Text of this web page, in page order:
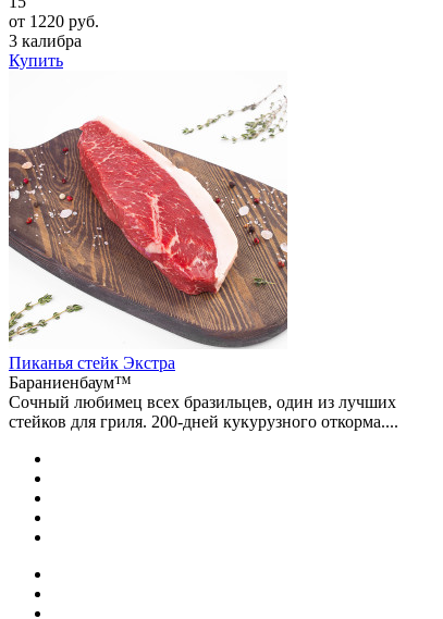
от 1220 руб.
3 калибра
Купить
Пиканья стейк Экстра
Бараниенбаум™
Сочный любимец всех бразильцев, один из лучших
стейков для гриля. 200-дней кукурузного откорма....